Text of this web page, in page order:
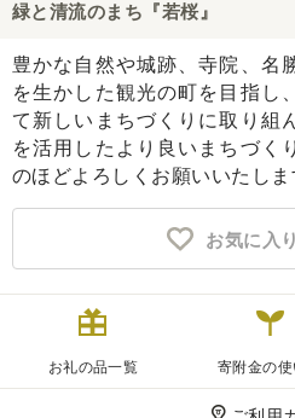
特集・おすすめ
ふるさと納税とは
控除額シミュレータ
緑と清流のまち『若桜』
豊かな自然や城跡、寺院、名
を生かした観光の町を目指し
て新しいまちづくりに取り組
を活用したより良いまちづく
のほどよろしくお願いいたしま
お気に入
お礼の品一覧 寄附金の使